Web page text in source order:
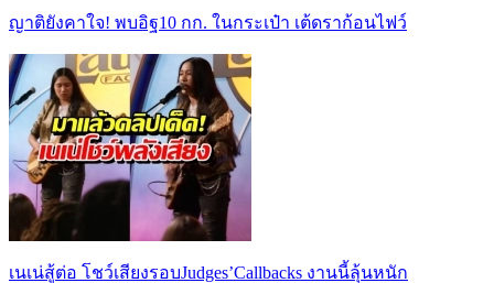
ญาติยังคาใจ! พบอิฐ10 กก. ในกระเป๋า เต้ดราก้อนไฟว์
เนเน่สู้ต่อ โชว์เสียงรอบJudges’Callbacks งานนี้ลุ้นหนัก